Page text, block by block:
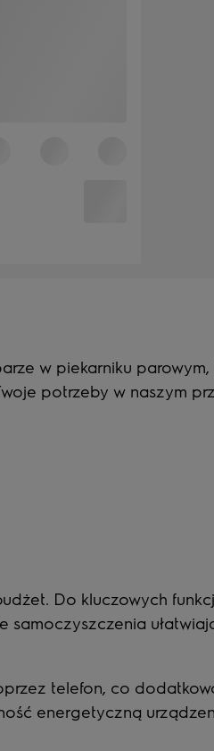
w piekarniku parowym,
potrzeby w naszym
Do kluczowych
telefon, co
energetyczną